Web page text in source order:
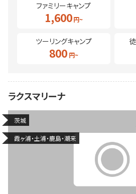
ファミリーキャンプ
1,600
ツーリングキャンプ
800
ラクスマリーナ
茨城
霞ヶ浦・土浦・鹿島・潮来